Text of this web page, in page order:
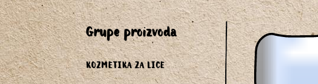
grupe proizvoda
KOZMETIKA ZA LICE